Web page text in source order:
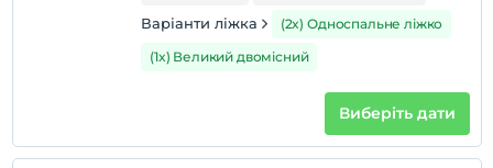
карті
En erken saat 14:00 ve sonrası
Варіанти ліжка
(2x) Односпальне ліжко
(1x) Великий двомісний
Виберіть дати